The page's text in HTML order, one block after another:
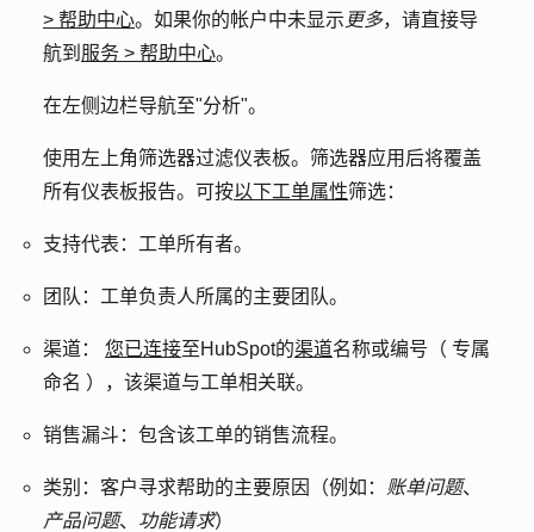
> 帮助中心。如果你的帐户中未显示 更多，请直接导
航到 服务 > 帮助中心。
在左侧边栏导航至"分析"。
使用左上角筛选器过滤仪表板。筛选器应用后将覆盖
所有仪表板报告。可按以下工单属性筛选：
支持代表： 工单所有者。
团队： 工单负责人所属的主要团队。
渠道： 您已连接至HubSpot的渠道名称或编号（ 专属
命名 ），该渠道与工单相关联。
销售漏斗： 包含该工单的销售流程。
类别 ：客户寻求帮助的主要原因（例如： 账单问题、
产品问题、 功能请求）